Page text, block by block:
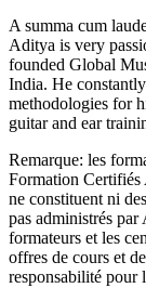
A summa cum
Aditya is very
founded Global
India. He
methodologies for
guitar and ear
Remarque: les
Formation Certifiés
ne constituent ni
pas administrés
formateurs et les
offres de cours et
responsabilité pour